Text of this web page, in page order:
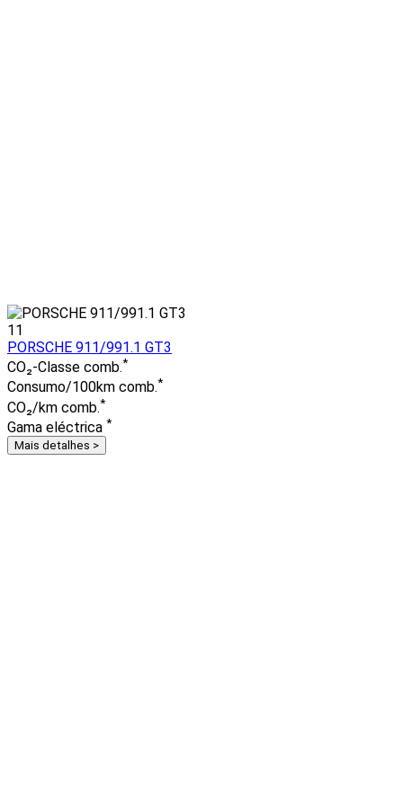
11
PORSCHE 911/991.1 GT3
CO₂-Classe comb.*
Consumo/100km comb.*
CO₂/km comb.*
Gama eléctrica *
Mais detalhes >